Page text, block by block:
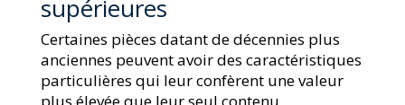
supérieures
Certaines pièces datant de décennies plus
anciennes peuvent avoir des caractéristiques
particulières qui leur confèrent une valeur